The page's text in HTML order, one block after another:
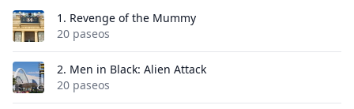
1. Revenge of the Mummy
20 paseos
2. Men in Black: Alien Attack
20 paseos